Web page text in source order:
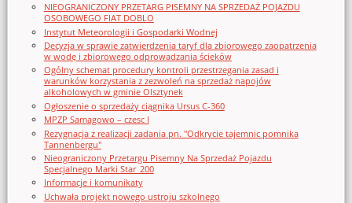
NIEOGRANICZONY PRZETARG PISEMNY NA SPRZEDAŻ POJAZDU
OSOBOWEGO FIAT DOBLO
Instytut Meteorologii i Gospodarki Wodnej
Decyzja w sprawie zatwierdzenia taryf dla zbiorowego zaopatrzenia
w wodę i zbiorowego odprowadzania ścieków
Ogólny schemat procedury kontroli przestrzegania zasad i
warunków korzystania z zezwoleń na sprzedaż napojów
alkoholowych w gminie Olsztynek
Ogłoszenie o sprzedaży ciągnika Ursus C-360
MPZP Samagowo – czesc I
Rezygnacja z realizacji zadania pn. "Odkrycie tajemnic pomnika
Tannenbergu"
Nieograniczony Przetargu Pisemny Na Sprzedaż Pojazdu
Specjalnego Marki Star_200
Informacje i komunikaty
Uchwała projekt nowego ustroju szkolnego